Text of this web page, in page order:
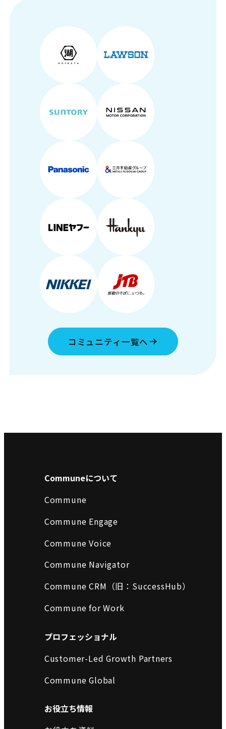
コミュニティ一覧へ
Communeについて
Commune
Commune Engage
Commune Voice
Commune Navigator
Commune CRM（旧：SuccessHub）
Commune for Work
プロフェッショナル
Customer-Led Growth Partners
Commune Global
お役立ち情報